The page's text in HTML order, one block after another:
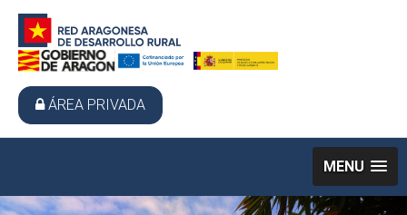
ÁREA PRIVADA
MENU